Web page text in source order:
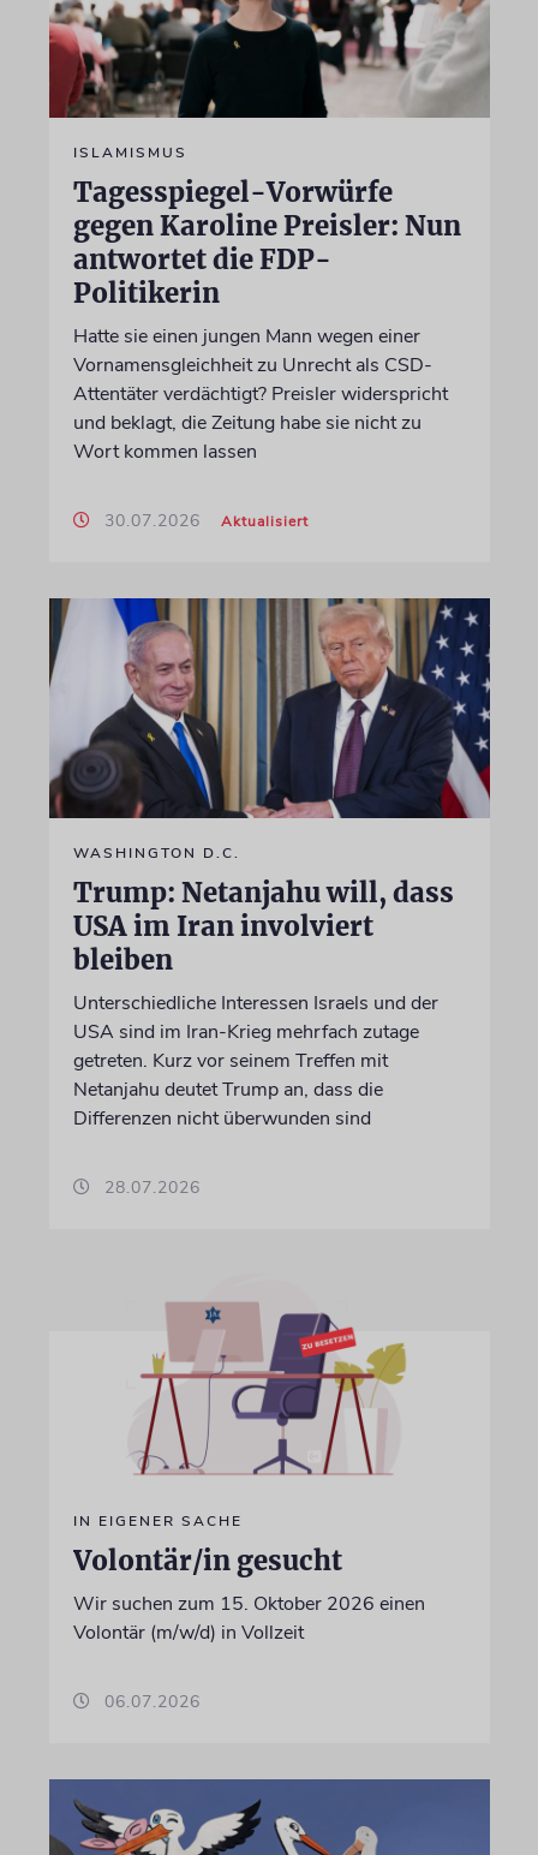
ISLAMISMUS
Tagesspiegel-Vorwürfe
gegen Karoline Preisler: Nun
antwortet die FDP-
Politikerin
Hatte sie einen jungen Mann wegen einer
Vornamensgleichheit zu Unrecht als CSD-
Attentäter verdächtigt? Preisler widerspricht
und beklagt, die Zeitung habe sie nicht zu
Wort kommen lassen
30.07.2026 Aktualisiert
WASHINGTON D.C.
Trump: Netanjahu will, dass
USA im Iran involviert
bleiben
Unterschiedliche Interessen Israels und der
USA sind im Iran-Krieg mehrfach zutage
getreten. Kurz vor seinem Treffen mit
Netanjahu deutet Trump an, dass die
Differenzen nicht überwunden sind
28.07.2026
IN EIGENER SACHE
Volontär/in gesucht
Wir suchen zum 15. Oktober 2026 einen
Volontär (m/w/d) in Vollzeit
06.07.2026